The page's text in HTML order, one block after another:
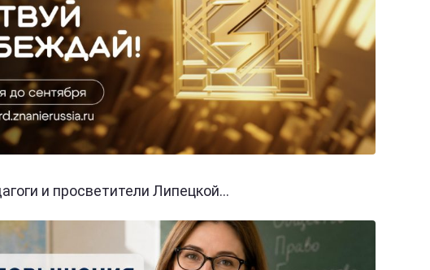
и просветители Липецкой...